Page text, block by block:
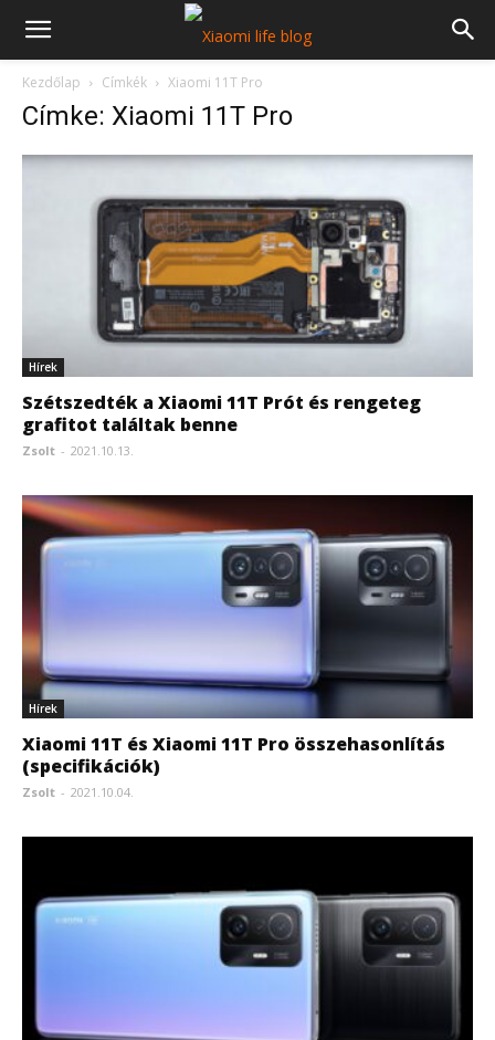
Kezdőlap Címkék Xiaomi 11T Pro
Címke: Xiaomi 11T Pro
Hírek
Szétszedték a Xiaomi 11T Prót és rengeteg
grafitot találtak benne
Zsolt - 2021.10.13.
Hírek
Xiaomi 11T és Xiaomi 11T Pro összehasonlítás
(specifikációk)
Zsolt - 2021.10.04.